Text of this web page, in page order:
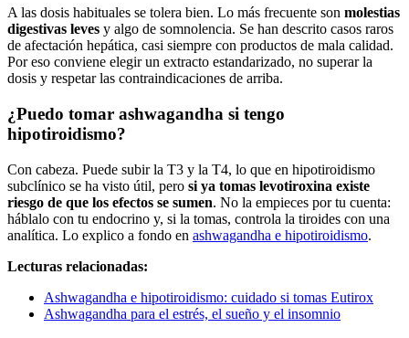
A las dosis habituales se tolera bien. Lo más frecuente son molestias
digestivas leves y algo de somnolencia. Se han descrito casos raros
de afectación hepática, casi siempre con productos de mala calidad.
Por eso conviene elegir un extracto estandarizado, no superar la
dosis y respetar las contraindicaciones de arriba.
¿Puedo tomar ashwagandha si tengo
hipotiroidismo?
Con cabeza. Puede subir la T3 y la T4, lo que en hipotiroidismo
subclínico se ha visto útil, pero si ya tomas levotiroxina existe
riesgo de que los efectos se sumen. No la empieces por tu cuenta:
háblalo con tu endocrino y, si la tomas, controla la tiroides con una
analítica. Lo explico a fondo en ashwagandha e hipotiroidismo.
Lecturas relacionadas:
Ashwagandha e hipotiroidismo: cuidado si tomas Eutirox
Ashwagandha para el estrés, el sueño y el insomnio